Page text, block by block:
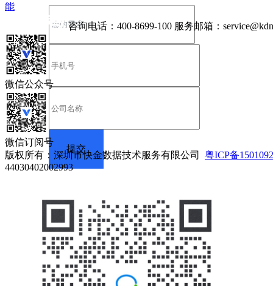
能
咨询电话： 400-8699-100 服务邮箱：
微信公众号
微信订阅号
版权所有：深圳市快金数据技术服务有限公司 粤ICP备
44030402002993